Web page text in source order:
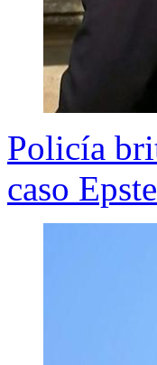
Policía
caso